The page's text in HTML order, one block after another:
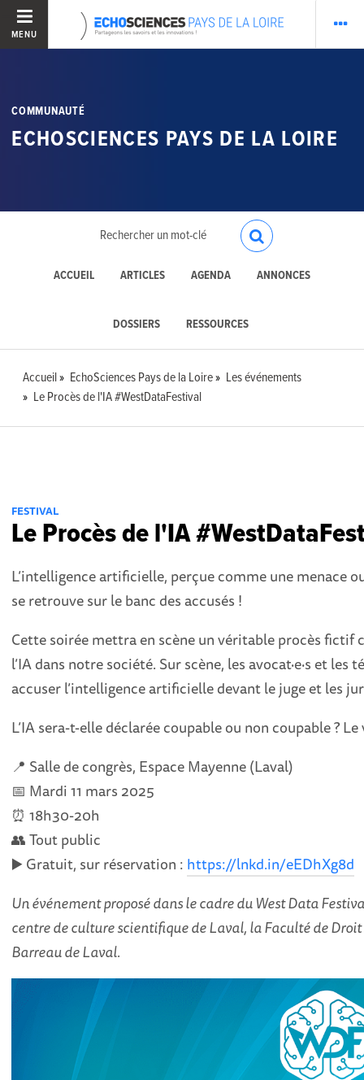
MENU
COMMUNAUTÉ
ECHOSCIENCES PAYS DE LA LOIRE
ACCUEIL ARTICLES AGENDA ANNONCES
DOSSIERS RESSOURCES
Accueil EchoSciences Pays de la Loire
Les événements
Le Procès de l'IA #WestDataFestival
FESTIVAL
Le Procès de l'IA
L’intelligence artificielle, perçue comme une menace
se retrouve sur le banc des accusés !
Cette soirée mettra en scène un véritable procès fictif
l’IA dans notre société. Sur scène, les avocat·e·s et
accuser l’intelligence artificielle devant le juge et les
L’IA sera-t-elle déclarée coupable ou non coupable ?
📍 Salle de congrès, Espace Mayenne (Laval)
📅 Mardi 11 mars 2025
⏰ 18h30-20h
👥 Tout public
▶️ Gratuit, sur réservation : https://lnkd.in/eEDhXg8d
Un événement proposé dans le cadre du West Data
centre de culture scientifique de Laval, la Faculté de
Barreau de Laval.